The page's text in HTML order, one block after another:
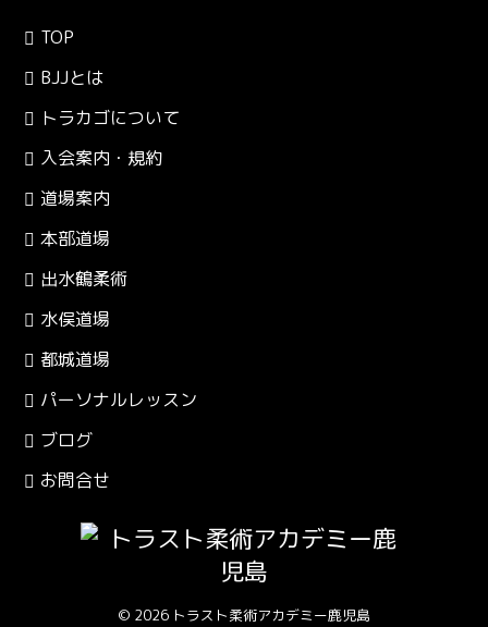
TOP
BJJとは
トラカゴについて
入会案内・規約
道場案内
本部道場
出水鶴柔術
水俣道場
都城道場
パーソナルレッスン
ブログ
お問合せ
© 2026 トラスト柔術アカデミー鹿児島